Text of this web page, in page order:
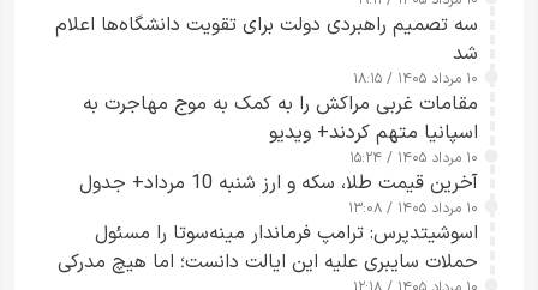
سه تصمیم راهبردی دولت برای تقویت دانشگاه‌ها اعلام
شد
۱۰ مرداد ۱۴۰۵ / ۱۸:۱۵
مقامات غربی مراکش را به کمک به موج مهاجرت به
اسپانیا متهم کردند+ ویدیو
۱۰ مرداد ۱۴۰۵ / ۱۵:۲۴
آخرین قیمت طلا، سکه و ارز شنبه 10 مرداد+ جدول
۱۰ مرداد ۱۴۰۵ / ۱۳:۰۸
اسوشیتدپرس: ترامپ فرماندار مینه‌سوتا را مسئول
حملات سایبری علیه این ایالت دانست؛ اما هیچ مدرکی